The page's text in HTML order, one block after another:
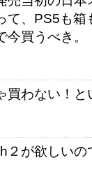
て、PS5も
買うべき。
わない！と
が欲しいの